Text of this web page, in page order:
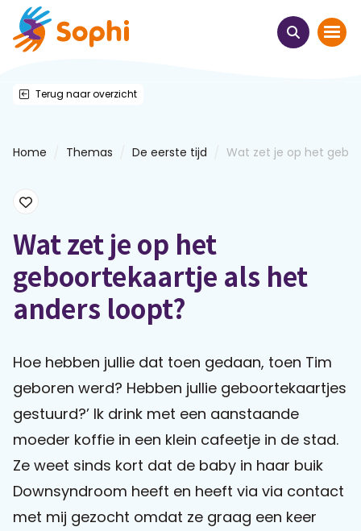
Thema's
Webinars
E-learnings
Themabijeenkomsten
Clientdossier Wiki
Mijn
Sophi
Over
Sophi
Contact
Terug naar overzicht
Home Themas De eerste tijd Wat zet je op het
Wat zet je op het
geboortekaartje als het
anders loopt?
Hoe hebben jullie dat toen gedaan, toen Tim
geboren werd? Hebben jullie geboortekaartjes
gestuurd?’ Ik drink met een aanstaande
moeder koffie in een klein cafeetje in de stad.
Ze weet sinds kort dat de baby in haar buik
Downsyndroom heeft en heeft via via contact
met mij gezocht omdat ze graag een keer